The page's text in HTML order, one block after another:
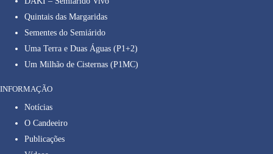
Quintais das Margaridas
Sementes do Semiárido
Uma Terra e Duas Águas (P1+2)
Um Milhão de Cisternas (P1MC)
INFORMAÇÃO
Notícias
O Candeeiro
Publicações